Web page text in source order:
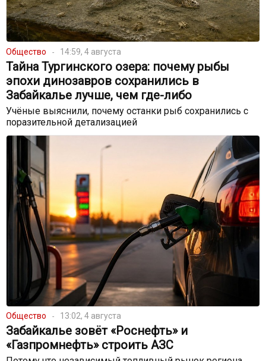
Общество 14:59, 4 августа
Тайна Тургинского озера: почему рыбы
эпохи динозавров сохранились в
Забайкалье лучше, чем где-либо
Учёные выяснили, почему останки рыб сохранились с
поразительной детализацией
Общество 13:02, 4 августа
Забайкалье зовёт «Роснефть» и
«Газпромнефть» строить АЗС